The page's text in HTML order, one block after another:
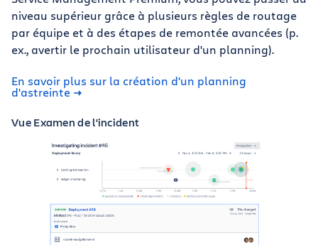
niveau supérieur grâce à plusieurs règles de routage
par équipe et à des étapes de remontée avancées (p.
ex., avertir le prochain utilisateur d'un planning).
En savoir plus sur la création d'un planning
d'astreinte
Vue Examen de l'incident